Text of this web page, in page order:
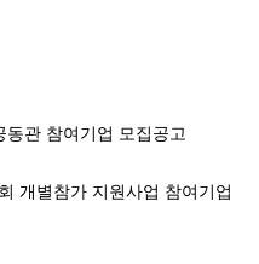
동관 참여기업 모집공고
개별참가 지원사업 참여기업